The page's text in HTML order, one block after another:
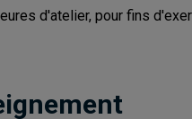
d'atelier, pour fins